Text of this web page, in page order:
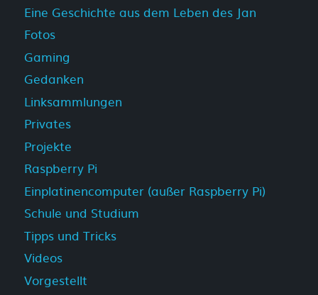
Eine Geschichte aus dem Leben des Jan
Fotos
Gaming
Gedanken
Linksammlungen
Privates
Projekte
Raspberry Pi
Einplatinencomputer (außer Raspberry Pi)
Schule und Studium
Tipps und Tricks
Videos
Vorgestellt